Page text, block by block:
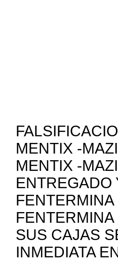
MENTIX -
MENTIX -
ENTREGADO
SUS CAJAS
INMEDIATA